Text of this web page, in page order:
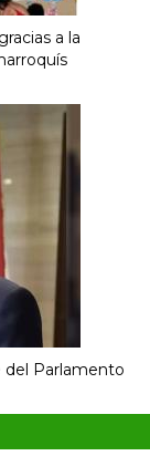
a la
del Parlamento